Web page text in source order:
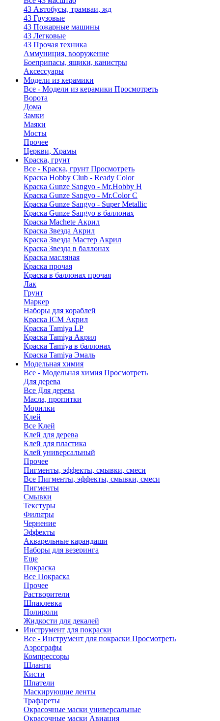
43 Автобусы, трамваи, жд
43 Грузовые
43 Пожарные машины
43 Легковые
43 Прочая техника
Аммуниция, вооружение
Боеприпасы, ящики, канистры
Аксессуары
Модели из керамики
Все - Модели из керамики Просмотреть
Ворота
Дома
Замки
Маяки
Мосты
Прочее
Церкви, Храмы
Краска, грунт
Все - Краска, грунт Просмотреть
Краска Hobby Club - Ready Color
Краска Gunze Sangyo - Mr.Hobby H
Краска Gunze Sangyo - Mr.Color C
Краска Gunze Sangyo - Super Metallic
Краска Gunze Sangyo в баллонах
Краска Machete Акрил
Краска Звезда Акрил
Краска Звезда Мастер Акрил
Краска Звезда в баллонах
Краска масляная
Краска прочая
Краска в баллонах прочая
Лак
Грунт
Маркер
Наборы для кораблей
Краска ICM Акрил
Краска Tamiya LP
Краска Tamiya Акрил
Краска Tamiya в баллонах
Краска Tamiya Эмаль
Модельная химия
Все - Модельная химия Просмотреть
Для дерева
Все Для дерева
Масла, пропитки
Морилки
Клей
Все Клей
Клей для дерева
Клей для пластика
Клей универсальный
Прочее
Пигменты, эффекты, смывки, смеси
Все Пигменты, эффекты, смывки, смеси
Пигменты
Смывки
Текстуры
Фильтры
Чернение
Эффекты
Акварельные карандаши
Наборы для везеринга
Еще
Покраска
Все Покраска
Прочее
Растворители
Шпаклевка
Полироли
Жидкости для декалей
Инструмент для покраски
Все - Инструмент для покраски Просмотреть
Аэрографы
Компрессоры
Шланги
Кисти
Шпатели
Маскирующие ленты
Трафареты
Окрасочные маски универсальные
Окрасочные маски Авиация